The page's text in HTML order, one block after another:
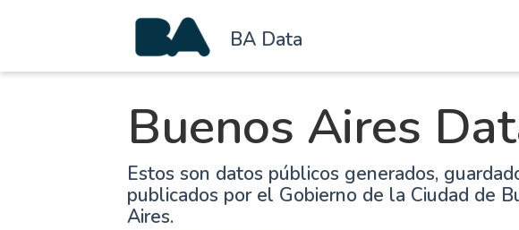
BA Data
Buenos Aires
Estos son datos públicos generados,
publicados por el Gobierno de la Ciudad de
Aires.